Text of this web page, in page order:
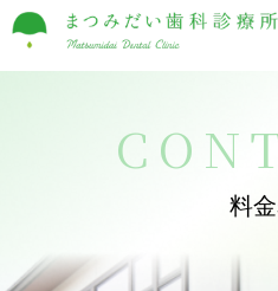
料